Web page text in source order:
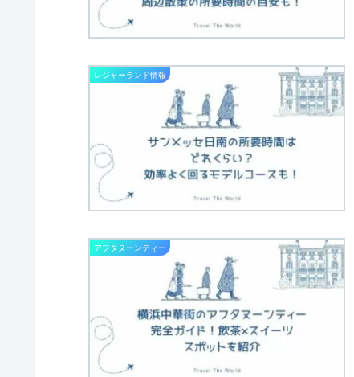
レジャーランド情報
アフタヌーンティー